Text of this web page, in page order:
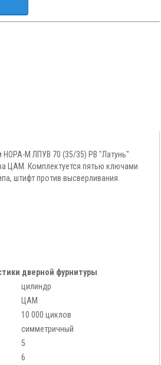
М ЛПУВ 70 (35/35) PB "Латунь"
ЦАМ. Комплектуется пятью ключами
штифт против высверливания.
дверной фурнитуры
цилиндр
ЦАМ
10 000 циклов
симметричный
5
6